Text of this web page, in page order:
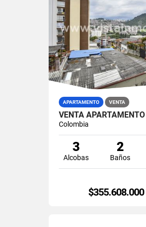
APARTAMENTO VENTA
Colombia
3
Alcobas
2
Baños
$355.608.000